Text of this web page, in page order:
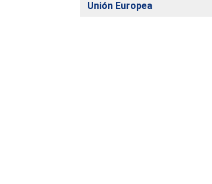
Unión Europea